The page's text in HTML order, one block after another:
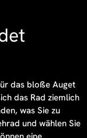
das bloße Auget
das Rad ziemlich
was Sie zu
und wählen Sie